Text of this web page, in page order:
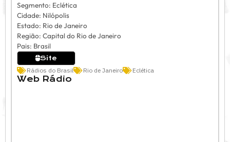
Segmento: Eclética
Cidade: Nilópolis
Estado: Rio de Janeiro
Região: Capital do Rio de Janeiro
Pais: Brasil
Site
Rádios do Brasil
Rio de Janeiro Eclética
Web Rádio